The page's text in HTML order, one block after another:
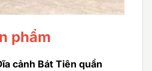
phẩm
cảnh Bát Tiên quần